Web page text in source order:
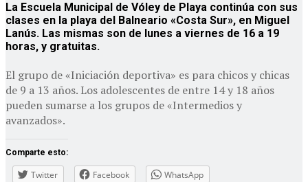
La Escuela Municipal de Vóley de Playa continúa con sus
clases en la playa del Balneario «Costa Sur», en Miguel
Lanús. Las mismas son de lunes a viernes de 16 a 19
horas, y gratuitas.
El grupo de «Iniciación deportiva» es para chicos y chicas
de 9 a 13 años. Los adolescentes de entre 14 y 18 años
pueden sumarse a los grupos de «Intermedios y
avanzados».
Comparte esto:
Twitter Facebook WhatsApp